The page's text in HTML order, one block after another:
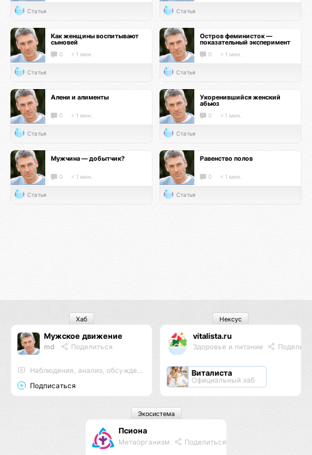
Статья Статья
Как женщины воспитывают
сыновей
0 < 1 мин.
Статья
Остров феминисток —
показательный эксперимент
0 < 1 мин.
Статья
Алени и алименты
0 < 1 мин.
Статья
Укоренившийся женский
абьюз
0 < 1 мин.
Статья
Мужчина — добытчик?
0 < 1 мин.
Статья
Равенство полов
0 < 1 мин.
Статья
Мужское движение
md Поделиться
Наблюдения, анализ, обсуждения
Подписаться
Хаб
vitalista.ru
Здоровье и питание
Виталиста
Официальный хаб
Нексус
Псиона
Метаорганизм Поделиться
Экосистема